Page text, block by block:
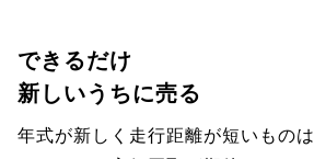
できるだけ
新しいうちに売る
年式が新しく走行距離が短いもの